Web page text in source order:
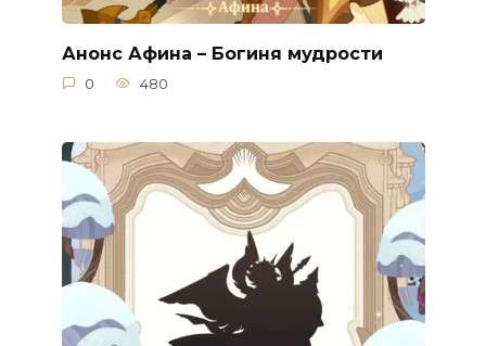
Анонс Афина – Богиня мудрости
0 480